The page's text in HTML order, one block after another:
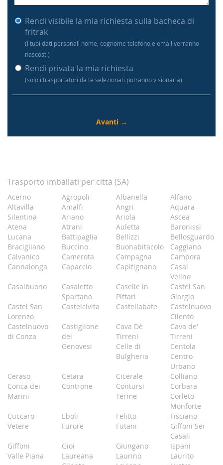
Rendi visibile la mia richiesta sulla bacheca di
fritrak
(i tuoi dati personali nome, cognome telefono e email verranno
nascosti)
Rendi privata la mia richiesta
(solo i trasportatori da te selezionati potranno visionarla)
Trasporto imballati per città (SA)
Acerno Agropoli Albanella
Alfano
Altavilla
Silentina
Amalfi Angri
Aquara
Ariano
Ariola
Ascea
Atena
Lucana
Atrani Auletta
Baronissi
Battipaglia
Bellizzi
Bellosguardo
Bracigliano
Buccino Buonabitacolo
Caggiano
Calvanico
Camerota Campagna
Campora
Cannalonga
Capaccio Capitignano
Casal
Velino
Casalbuono
Casaletto
Spartano
Caselle in
Pittari
Castel San
Giorgio
Castel San
Lorenzo
Castelcivita Castellabate
Castelnuovo
Cilento
Castelnuovo
di Conza
Castiglione
del
Genovesi
Cava Dè
Tirreni
Cava de'
Tirreni
Celle di
Bulgheria
Centola
Centro
Urbano
Ceraso
Cetara Cicerale
Colliano
Conca dei
Marini
Controne
Contursi
Terme
Corbara
Corleto
Monforte
Cuccaro
Vetere
Eboli Felitto
Fisciano
Furore
Futani
Giffoni Sei
Casali
Giffoni
Valle Piana
Gioi Giungano
Ispani
Laureana
Laurino
Laurito